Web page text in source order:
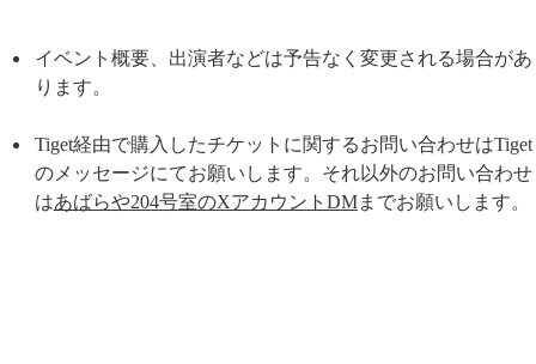
イベント概要、出演者などは予告なく変更される場合があ
ります。
Tiget経由で購入したチケットに関するお問い合わせはTiget
のメッセージにてお願いします。それ以外のお問い合わせ
はあばらや204号室のXアカウントDMまでお願いします。